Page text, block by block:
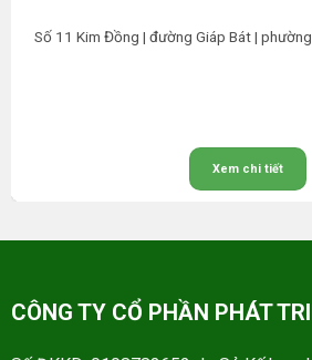
Số 11 Kim Đồng | đường Giáp Bát |
Xem chi tiết
CÔNG TY CỔ PHẦN PHÁT